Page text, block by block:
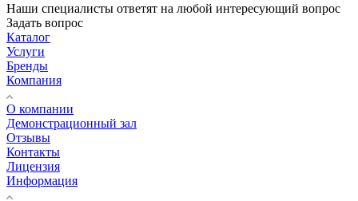
Наши специалисты ответят на любой интересующий вопрос
Задать вопрос
Каталог
Услуги
Бренды
Компания
О компании
Демонстрационный зал
Отзывы
Контакты
Лицензия
Информация